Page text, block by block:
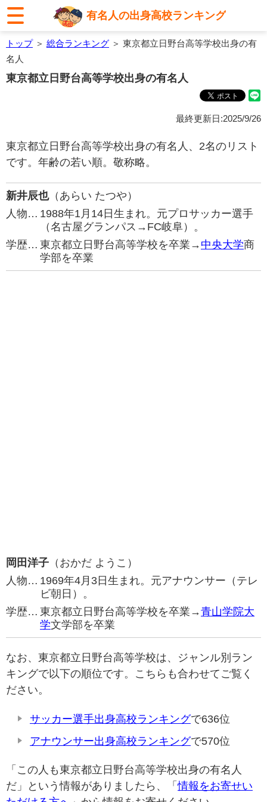
有名人の出身高校ランキング
トップ＞ 総合ランキング ＞ 東京都立日野台高等学校出身の有
名人
東京都立日野台高等学校出身の有名人
最終更新日:2025/9/26
東京都立日野台高等学校出身の有名人、2名のリスト
です。年齢の若い順。敬称略。
新井辰也（あらい たつや）
人物… 1988年1月14日生まれ。元プロサッカー選手
（名古屋グランパス→FC岐阜）。
学歴… 東京都立日野台高等学校を卒業→ 中央大学商
学部を卒業
岡田洋子 （おかだ ようこ）
人物… 1969年4月3日生まれ。元アナウンサー（テレ
ビ朝日）。
学歴… 東京都立日野台高等学校を卒業→青山学院大
学文学部を卒業
なお、東京都立日野台高等学校は、ジャンル別ラン
キングで以下の順位です。こちらも合わせてご覧く
ださい。
サッカー選手出身高校ランキングで636位
アナウンサー出身高校ランキングで570位
「この人も東京都立日野台高等学校出身の有名人
だ」という情報がありましたら、「情報をお寄せい